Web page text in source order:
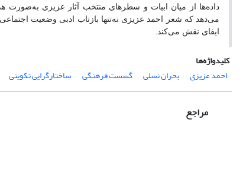
داده‌ها از میان ابیات و سطرهای منتخب آثار عزیزی به‌صورت
می‌دهد که شعر احمد عزیزی نه‌تنها بازتاب ادبی وضعیت
ایفای نقش می‌کند.
کلیدواژه‌ها
احمد عزیزی
بحران نسلی گسست فرهنگی ساختارگرایی تکوینی
مراجع